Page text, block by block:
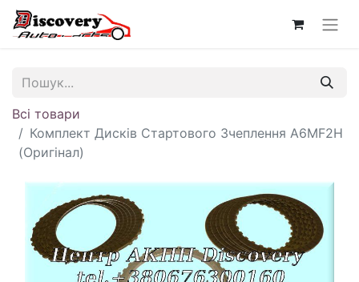
Всі товари
Комплект Дисків Стартового Зчеплення A6MF2H
(Оригінал)